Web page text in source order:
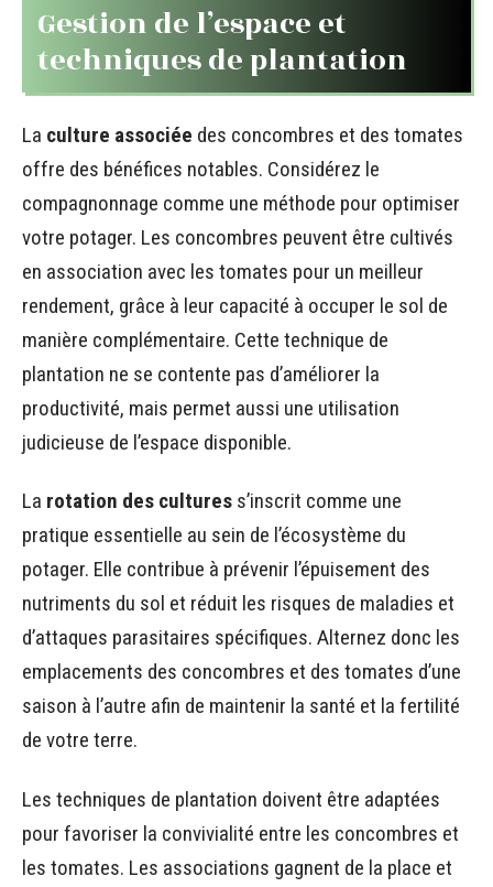
Gestion de l’espace et
techniques de plantation
La culture associée des concombres et des tomates
offre des bénéfices notables. Considérez le
compagnonnage comme une méthode pour optimiser
votre potager. Les concombres peuvent être cultivés
en association avec les tomates pour un meilleur
rendement, grâce à leur capacité à occuper le sol de
manière complémentaire. Cette technique de
plantation ne se contente pas d’améliorer la
productivité, mais permet aussi une utilisation
judicieuse de l’espace disponible.
La rotation des cultures s’inscrit comme une
pratique essentielle au sein de l’écosystème du
potager. Elle contribue à prévenir l’épuisement des
nutriments du sol et réduit les risques de maladies et
d’attaques parasitaires spécifiques. Alternez donc les
emplacements des concombres et des tomates d’une
saison à l’autre afin de maintenir la santé et la fertilité
de votre terre.
Les techniques de plantation doivent être adaptées
pour favoriser la convivialité entre les concombres et
les tomates. Les associations gagnent de la place et